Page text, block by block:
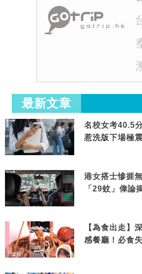
最新文章
名校女考40.5
惹洗版下場極
港女搭士慘捱
「29蚊」偉論
【為食出走】
感餐廳！必食